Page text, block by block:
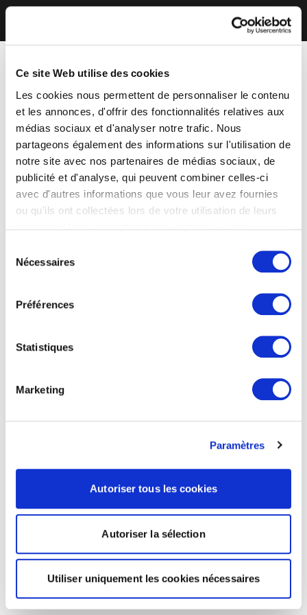
Ce site Web utilise des cookies
Les cookies nous permettent de personnaliser le contenu
et les annonces, d'offrir des fonctionnalités relatives aux
médias sociaux et d'analyser notre trafic. Nous
partageons également des informations sur l'utilisation de
notre site avec nos partenaires de médias sociaux, de
publicité et d'analyse, qui peuvent combiner celles-ci
avec d'autres informations que vous leur avez fournies
ou qu'ils ont collectées lors de votre utilisation de leurs
Nécessaires
Préférences
Statistiques
Marketing
Paramètres
Autoriser tous les cookies
Autoriser la sélection
Utiliser uniquement les cookies nécessaires